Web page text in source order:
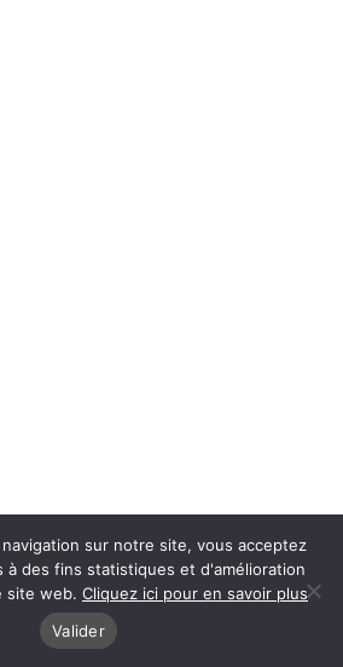
sur notre site, vous acceptez
à des fins statistiques et d'amélioration
site web. Cliquez ici pour en savoir plus
Valider